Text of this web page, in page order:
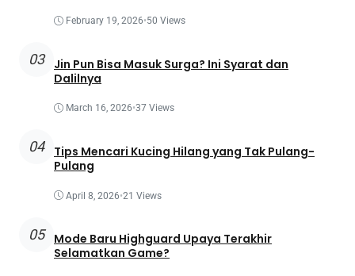
February 19, 2026•50 Views
03
Jin Pun Bisa Masuk Surga? Ini Syarat dan
Dalilnya
March 16, 2026•37 Views
04
Tips Mencari Kucing Hilang yang Tak Pulang-
Pulang
April 8, 2026•21 Views
05
Mode Baru Highguard Upaya Terakhir
Selamatkan Game?